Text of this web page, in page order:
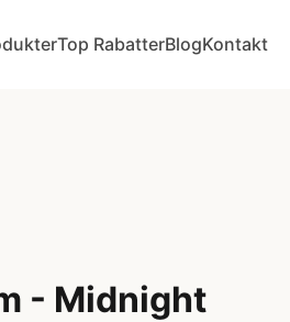
Top RabatterBlogKontakt
- Midnight